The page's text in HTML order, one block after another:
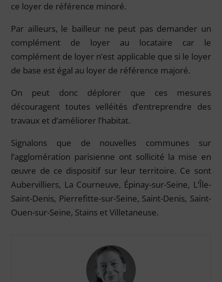
ce loyer de référence minoré.
Par ailleurs, le bailleur ne peut pas demander un
complément de loyer au locataire car le
complément de loyer n’est applicable que si le loyer
de base est égal au loyer de référence majoré.
On peut donc déplorer que ces mesures
découragent toutes velléités d’entreprendre des
travaux et d’améliorer l’habitat.
Signalons que de nouvelles communes sur
l’agglomération parisienne ont sollicité la mise en
œuvre de ce dispositif sur leur territoire. Ce sont
Aubervilliers, La Courneuve, Épinay-sur-Seine, L’Île-
Saint-Denis, Pierrefitte-sur-Seine, Saint-Denis, Saint-
Ouen-sur-Seine, Stains et Villetaneuse.